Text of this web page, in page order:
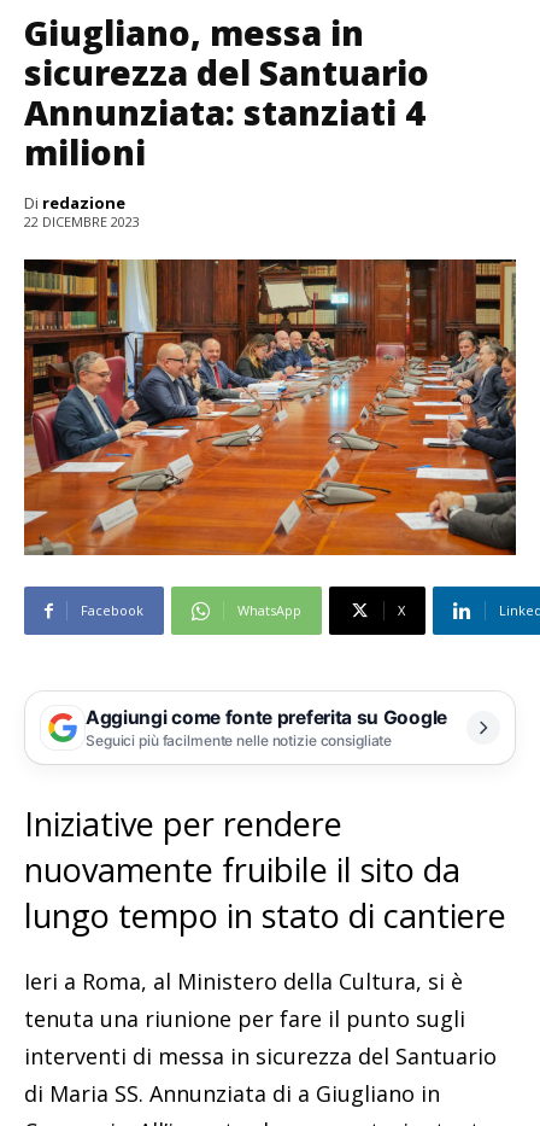
Giugliano, messa in
sicurezza del Santuario
Annunziata: stanziati 4
milioni
Di redazione
22 DICEMBRE 2023
Facebook WhatsApp X
Aggiungi come fonte preferita su Google
Seguici più facilmente nelle notizie consigliate
Iniziative per rendere
nuovamente fruibile il sito da
lungo tempo in stato di cantiere
Ieri a Roma, al Ministero della Cultura, si è
tenuta una riunione per fare il punto sugli
interventi di messa in sicurezza del Santuario
di Maria SS. Annunziata di a Giugliano in